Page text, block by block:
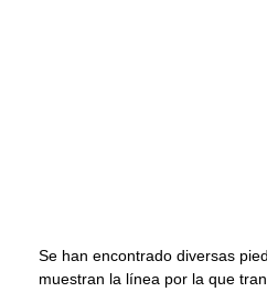
Se han encontrado diversas
muestran la línea por la que